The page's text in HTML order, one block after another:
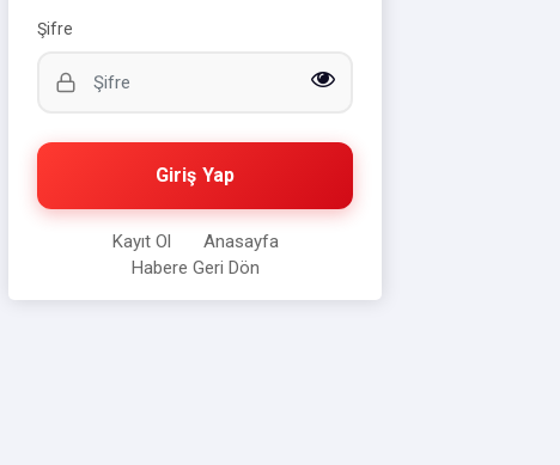
Şifre
Giriş Yap
Kayıt Ol
Anasayfa
Habere Geri Dön